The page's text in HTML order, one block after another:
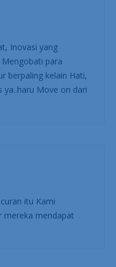
Inovasi yang
para
berpaling kelain Hati,
ya..haru Move on dari
itu Kami
mereka mendapat